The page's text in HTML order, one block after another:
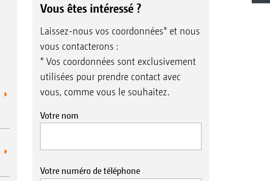
Vous êtes intéressé ?
Laissez-nous vos coordonnées* et nous
vous contacterons :
* Vos coordonnées sont exclusivement
utilisées pour prendre contact avec
vous, comme vous le souhaitez.
Votre nom
Votre numéro de téléphone